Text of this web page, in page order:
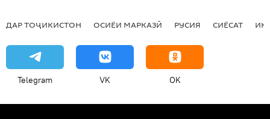
ДАР ТОҶИКИСТОН ОСИЁИ МАРКАЗӢ РУСИЯ СИЁСАТ
Telegram VK OK